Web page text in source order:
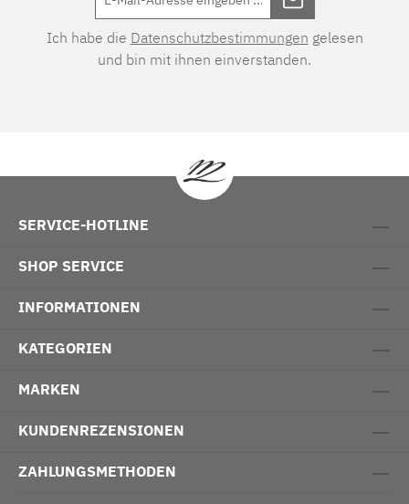
Ich habe die Datenschutzbestimmungen gelesen
und bin mit ihnen einverstanden.
SERVICE-HOTLINE
SHOP SERVICE
INFORMATIONEN
KATEGORIEN
MARKEN
KUNDENREZENSIONEN
ZAHLUNGSMETHODEN